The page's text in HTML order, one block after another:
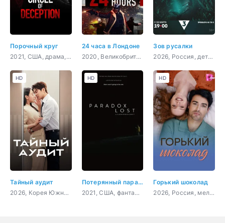
Порочный круг
2021, США, драма, криминал
24 часа в Лондоне
2020, Великобритания, боевик, триллер, драма, криминал
Зов русалки
2026, Россия, детектив
Тайный аудит
2026, Корея Южная, мелодрама, комедия
HD
Потерянный парадокс
2021, США, фантастика, комедия
HD
Горький шоколад
2026, Россия, мелодрама
HD